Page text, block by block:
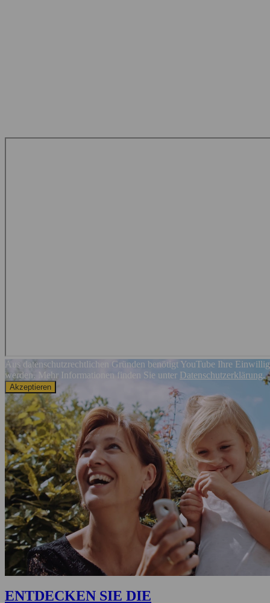
Aus datenschutzrechtlichen Gründen benötigt YouTube Ihre
werden. Mehr Informationen finden Sie unter Datenschutzerklärung.
Akzeptieren
ENTDECKEN SIE DIE